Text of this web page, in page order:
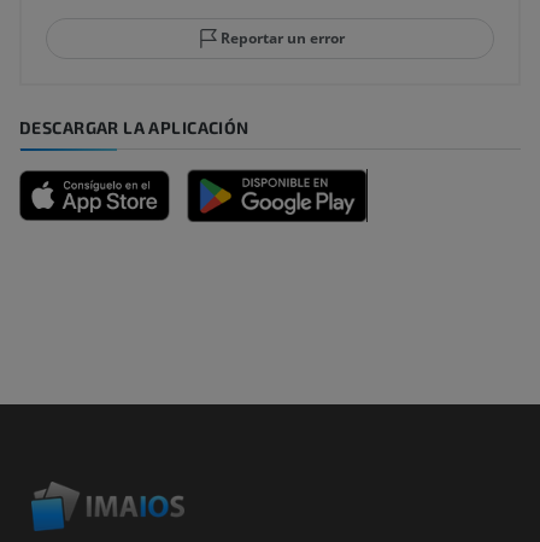
Reportar un error
DESCARGAR LA APLICACIÓN